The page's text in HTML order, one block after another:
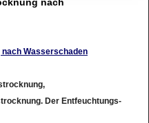
nach
Wasserschaden
Der Entfeuchtungs-